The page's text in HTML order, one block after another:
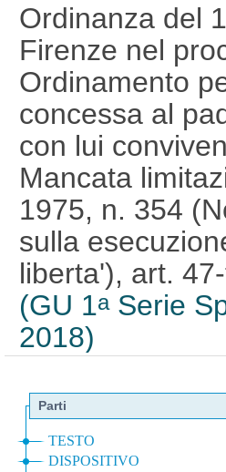
Ordinanza del
Firenze nel
Ordinamento
concessa al
con lui
Mancata
1975, n. 354
sulla
liberta'), art.
(GU 1aSerie
2018)